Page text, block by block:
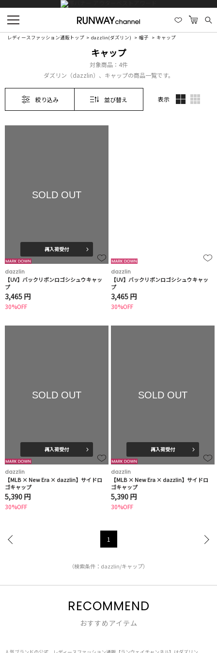
レディースファッション通販トップ dazzlin(ダズリン) 帽子 キャップ
キャップ
対象商品： 4件
ダズリン（dazzlin）、キャップの商品一覧です。
絞り込み 並び替え 表示
SOLD OUT
再入荷受付
dazzlin
【UV】バックリボンロゴシシュウキャッ
プ
3,465 円
30%OFF
dazzlin
【UV】バックリボンロゴシシュウキャッ
プ
3,465 円
30%OFF
SOLD OUT
再入荷受付
dazzlin
【MLB × New Era × dazzlin】サイドロ
ゴキャップ
5,390 円
30%OFF
SOLD OUT
再入荷受付
dazzlin
【MLB × New Era × dazzlin】サイドロ
ゴキャップ
5,390 円
30%OFF
1
（検索条件：dazzlin/キャップ）
RECOMMEND
おすすめアイテム